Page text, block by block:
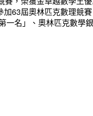
63屆奧林匹克數理競
一名」、奧林匹克數學